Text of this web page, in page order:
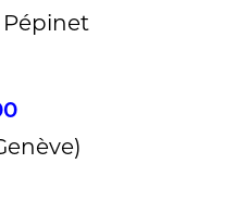
Pépinet